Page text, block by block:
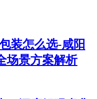
装怎么选-咸阳
场景方案解析